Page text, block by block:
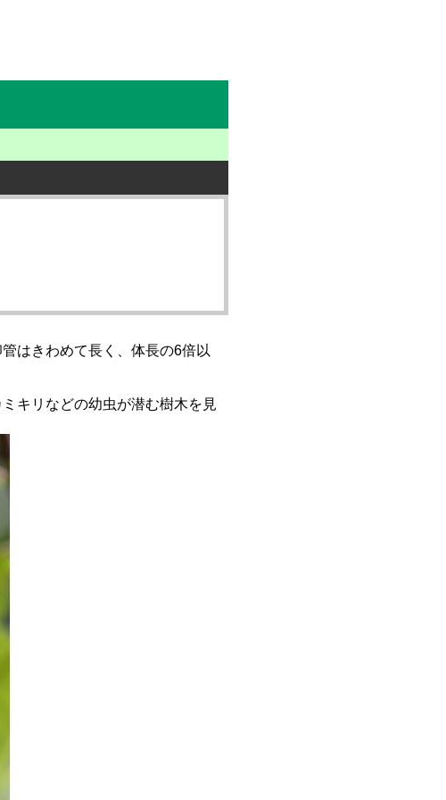
はきわめて長く、体長の6倍以
キリなどの幼虫が潜む樹木を見